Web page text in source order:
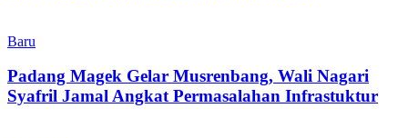
Baru
Padang Magek Gelar Musrenbang, Wali Nagari
Syafril Jamal Angkat Permasalahan Infrastuktur